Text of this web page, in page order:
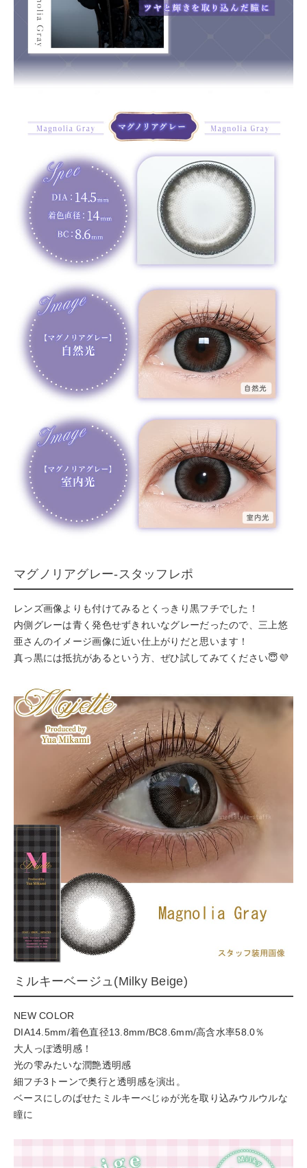
マグノリアグレー-スタッフレポ
レンズ画像よりも付けてみるとくっきり黒フチでした！
内側グレーは青く発色せずきれいなグレーだったので、三上悠
亜さんのイメージ画像に近い仕上がりだと思います！
真っ黒には抵抗があるという方、ぜひ試してみてください😇💜
ミルキーベージュ(Milky Beige)
NEW COLOR
DIA14.5mm/着色直径13.8mm/BC8.6mm/高含水率58.0％
大人っぽ透明感！
光の雫みたいな潤艶透明感
細フチ3トーンで奥行と透明感を演出。
ベースにしのばせたミルキーべじゅが光を取り込みウルウルな
瞳に